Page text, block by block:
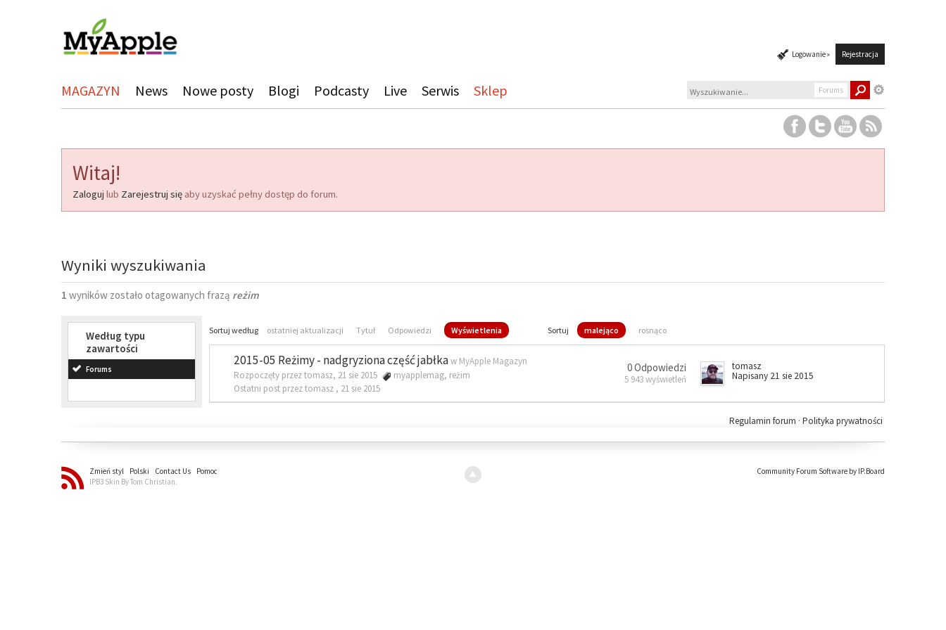
Logowanie » Rejestracja
MAGAZYN News Nowe posty Blogi Podcasty Live Serwis Sklep Forums
Witaj!
Zaloguj lub Zarejestruj się aby uzyskać pełny dostęp do forum.
Wyniki wyszukiwania
1 wyników zostało otagowanych frazą reżim
Według typu
zawartości
Forums
Sortuj według ostatniej aktualizacji Tytuł Odpowiedzi Wyświetlenia Sortuj malejąco rosnąco
2015-05 Reżimy - nadgryziona część jabłkaw MyApple Magazyn
Rozpoczęty przez tomasz, 21 sie 2015
myapplemag, reżim
Ostatni post przez tomasz , 21 sie 2015
0 Odpowiedzi
5 943 wyświetleń
tomasz
Napisany 21 sie 2015
Polityka prywatności
Regulamin forum ·
Zmień styl Polski Contact Us
Pomoc
IPB3 Skin By Tom Christian.
Community Forum Software by IP.Board